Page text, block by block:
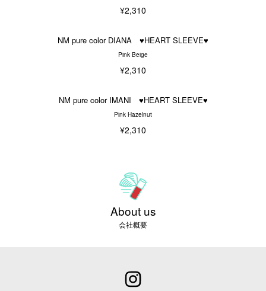
¥2,310
NM pure color DIANA ♥HEART SLEEVE♥
Pink Beige
¥2,310
NM pure color IMANI ♥HEART SLEEVE♥
Pink Hazelnut
¥2,310
About us
会社概要